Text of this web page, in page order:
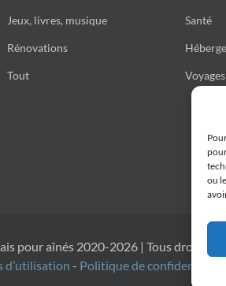
ou
Jeux, livres, musique
Rénovations
Tout
Santé
Voyages
pour aînés 2020-2026 | Tous droits
d’utilisation - Politique de confidentialité